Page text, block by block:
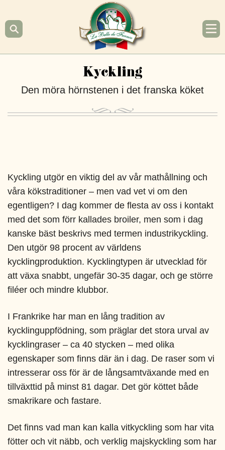
till
innehåll
Kyckling
Den möra hörnstenen i det franska köket
Kyckling utgör en viktig del av vår mathållning och
våra kökstraditioner – men vad vet vi om den
egentligen? I dag kommer de flesta av oss i kontakt
med det som förr kallades broiler, men som i dag
kanske bäst beskrivs med termen industrikyckling.
Den utgör 98 procent av världens
kycklingproduktion. Kycklingtypen är utvecklad för
att växa snabbt, ungefär 30-35 dagar, och ge större
filéer och mindre klubbor.
I Frankrike har man en lång tradition av
kycklinguppfödning, som präglar det stora urval av
kycklingraser – ca 40 stycken – med olika
egenskaper som finns där än i dag. De raser som vi
intresserar oss för är de långsamtväxande med en
tillväxttid på minst 81 dagar. Det gör köttet både
smakrikare och fastare.
Det finns vad man kan kalla vitkyckling som har vita
fötter och vit näbb, och verklig majskyckling som har